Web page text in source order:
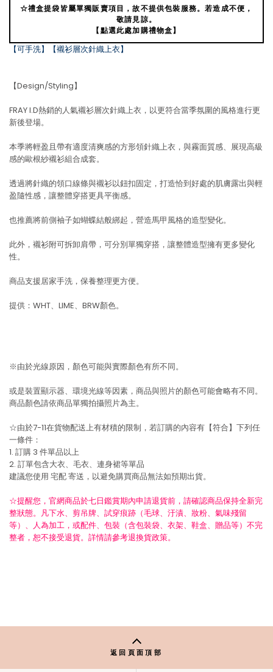
☆禮盒提袋皆屬單獨販賣項目，故不提供包裝服務。若造成不便，
敬請見諒。
【點選此處加購禮物盒】
【可手洗】【襯衫層次針織上衣】
【Design/Styling】
FRAY I.D熱銷的人氣襯衫層次針織上衣，以更符合當季氛圍的風格進行更
新後登場。
本季將輕盈且帶有適度清爽感的方形領針織上衣，與霧面質感、展現高級
感的歐根紗襯衫組合成套。
透過將針織的領口線條與襯衫以鈕扣固定，打造恰到好處的肌膚露出與輕
盈隨性感，讓整體穿搭更具平衡感。
也推薦將前側袖子如蝴蝶結般綁起，營造馬甲風格的造型變化。
此外，襯衫附可拆卸肩帶，可分別單獨穿搭，讓整體造型擁有更多變化
性。
商品支援居家手洗，保養整理更方便。
提供：WHT、LIME、BRW顏色。
※由於光線原因，顏色可能與實際顏色有所不同。
或是裝置顯示器、環境光線等因素，商品與照片的顏色可能會略有不同。
商品顏色請依商品單獨拍攝照片為主。
☆由於7-11在貨物配送上有材積的限制，若訂購的內容有【符合】下列任
一條件：
1. 訂購 3 件單品以上
2. 訂單包含大衣、毛衣、連身裙等單品
建議您使用 宅配寄送，以避免購買商品無法如預期出貨。
☆提醒您，官網商品於七日鑑賞期內申請退貨前，請確認商品保持全新完
整狀態。凡下水、剪吊牌、試穿痕跡（毛球、汙漬、妝粉、氣味殘留
等）、人為加工，或配件、包裝（含包裝袋、衣架、鞋盒、贈品等）不完
整者，恕不接受退貨。詳情請參考退換貨政策。
返回頁面頂部